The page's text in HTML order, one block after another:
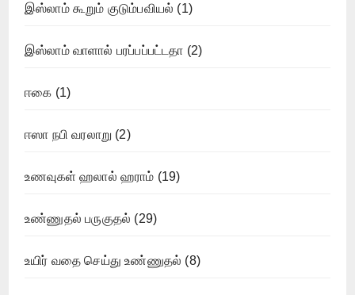
இஸ்லாம் கூறும் குடும்பவியல் (1)
இஸ்லாம் வாளால் பரப்பப்பட்டதா (2)
ஈகை (1)
ஈஸா நபி வரலாறு (2)
உணவுகள் ஹலால் ஹராம் (19)
உண்ணுதல் பருகுதல் (29)
உயிர் வதை செய்து உண்ணுதல் (8)